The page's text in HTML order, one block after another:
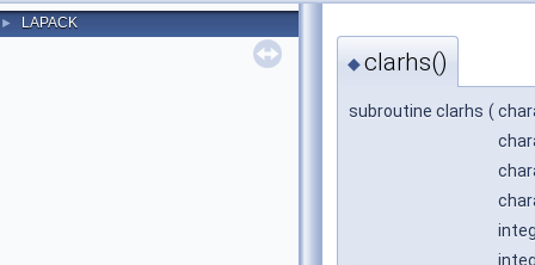
► LAPACK
◆clarhs()
subroutine clarhs (